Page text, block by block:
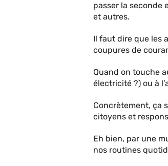
passer la seconde
et autres.
Il faut dire que les
coupures de
Quand on touche
électricité ?) ou à
Concrètement, ça
citoyens et
Eh bien, par une
nos routines